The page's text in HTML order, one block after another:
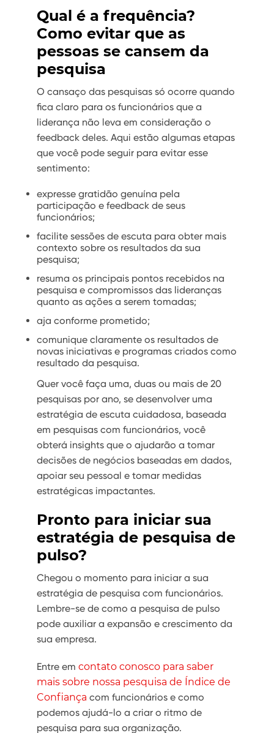
Qual é a frequência?
Como evitar que as
pessoas se cansem da
pesquisa
O cansaço das pesquisas só ocorre quando
fica claro para os funcionários que a
liderança não leva em consideração o
feedback deles. Aqui estão algumas etapas
que você pode seguir para evitar esse
sentimento:
expresse gratidão genuína pela
participação e feedback de seus
funcionários;
facilite sessões de escuta para obter mais
contexto sobre os resultados da sua
pesquisa;
resuma os principais pontos recebidos na
pesquisa e compromissos das lideranças
quanto as ações a serem tomadas;
aja conforme prometido;
comunique claramente os resultados de
novas iniciativas e programas criados como
resultado da pesquisa.
Quer você faça uma, duas ou mais de 20
pesquisas por ano, se desenvolver uma
estratégia de escuta cuidadosa, baseada
em pesquisas com funcionários, você
obterá insights que o ajudarão a tomar
decisões de negócios baseadas em dados,
apoiar seu pessoal e tomar medidas
estratégicas impactantes.
Pronto para iniciar sua
estratégia de pesquisa de
pulso?
Chegou o momento para iniciar a sua
estratégia de pesquisa com funcionários.
Lembre-se de como a pesquisa de pulso
pode auxiliar a expansão e crescimento da
sua empresa.
Entre em contato conosco para saber
mais sobre nossa pesquisa de Índice de
Confiança com funcionários e como
podemos ajudá-lo a criar o ritmo de
pesquisa para sua organização.